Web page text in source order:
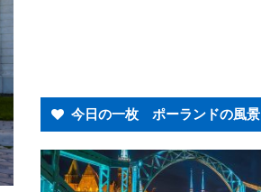
今日の一枚 ポーランドの風景